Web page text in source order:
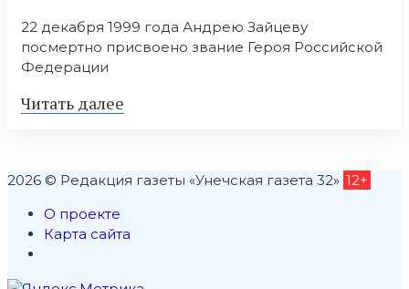
22 декабря 1999 года Андрею Зайцеву
посмертно присвоено звание Героя Российской
Федерации
Читать далее
2026 © Редакция газеты «Унечская газета 32» 12+
О проекте
Карта сайта